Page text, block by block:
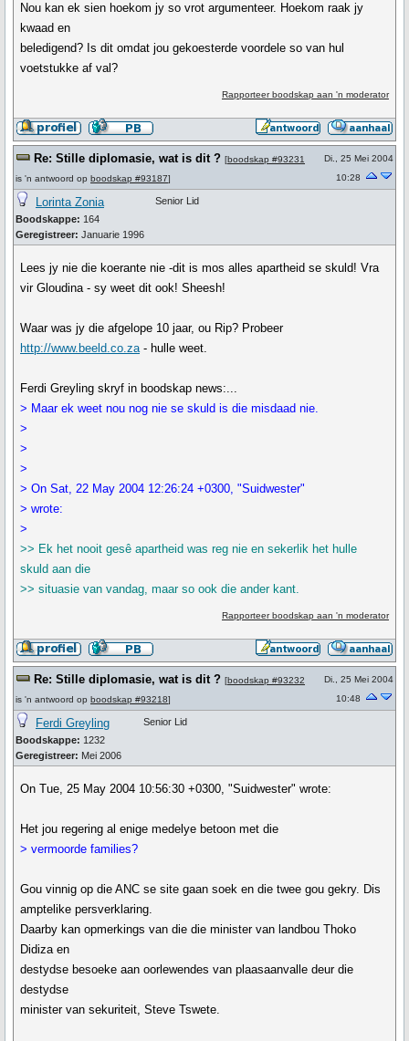
Nou kan ek sien hoekom jy so vrot argumenteer. Hoekom raak jy
kwaad en
beledigend? Is dit omdat jou gekoesterde voordele so van hul
voetstukke af val?
Rapporteer boodskap aan 'n moderator
Re: Stille diplomasie, wat is dit ? [boodskap #93231
is 'n antwoord op boodskap #93187]
Di., 25 Mei 2004
10:28
Lorinta Zonia
Boodskappe: 164
Geregistreer: Januarie 1996
Senior Lid
Lees jy nie die koerante nie -dit is mos alles apartheid se skuld! Vra
vir Gloudina - sy weet dit ook! Sheesh!
Waar was jy die afgelope 10 jaar, ou Rip? Probeer
http://www.beeld.co.za- hulle weet.
Ferdi Greyling skryf in boodskap news:...
> Maar ek weet nou nog nie se skuld is die misdaad nie.
>
>
>
> On Sat, 22 May 2004 12:26:24 +0300, "Suidwester"
> wrote:
>
>> Ek het nooit gesê apartheid was reg nie en sekerlik het hulle
skuld aan die
>> situasie van vandag, maar so ook die ander kant.
Rapporteer boodskap aan 'n moderator
Re: Stille diplomasie, wat is dit ? [boodskap #93232
is 'n antwoord op boodskap #93218]
Di., 25 Mei 2004
10:48
Ferdi Greyling
Boodskappe: 1232
Geregistreer: Mei 2006
Senior Lid
On Tue, 25 May 2004 10:56:30 +0300, "Suidwester" wrote:
Het jou regering al enige medelye betoon met die
> vermoorde families?
Gou vinnig op die ANC se site gaan soek en die twee gou gekry. Dis
amptelike persverklaring.
Daarby kan opmerkings van die die minister van landbou Thoko
Didiza en
destydse besoeke aan oorlewendes van plaasaanvalle deur die
destydse
minister van sekuriteit, Steve Tswete.